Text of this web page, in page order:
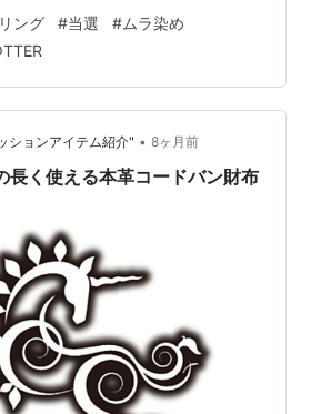
いたもの プロッターのバインダー
限定商品 3穴リングレザーバイン
ンのブルーの抽選に当選しちゃっ
は洗練されたデザインでありながら
して 手帳に関連す…
ング #当選 #ムラ染め
ションアイテム紹介" • 8ヶ月前
長く使える本革コードバン財布